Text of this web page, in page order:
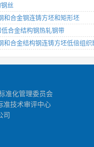
丝
和合金钢连铸方坯和矩形坯
合金结构钢热轧钢带
合金结构钢连铸方坯低倍组织
准化管理委员会
准技术审评中心
司